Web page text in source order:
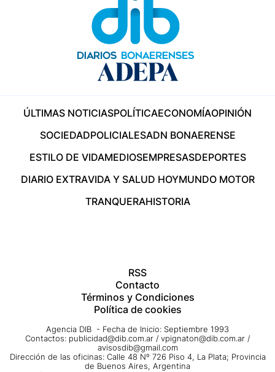
ÚLTIMAS NOTICIASPOLÍTICAECONOMÍAOPINIÓN
SOCIEDADPOLICIALESADN BONAERENSE
ESTILO DE VIDAMEDIOSEMPRESASDEPORTES
DIARIO EXTRAVIDA Y SALUD HOYMUNDO MOTOR
TRANQUERAHISTORIA
RSS
Contacto
Términos y Condiciones
Política de cookies
Agencia DIB - Fecha de Inicio: Septiembre 1993
Contactos: publicidad@dib.com.ar / vpignaton@dib.com.ar /
avisosdib@gmail.com
Dirección de las oficinas: Calle 48 Nº 726 Piso 4, La Plata; Provincia
de Buenos Aires, Argentina